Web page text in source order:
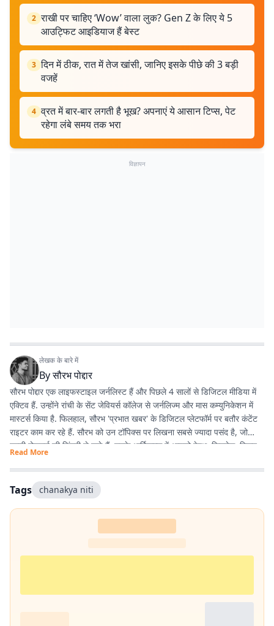
2 राखी पर चाहिए ‘Wow’ वाला लुक? Gen Z के लिए ये 5
आउट्फिट आइडियाज हैं बेस्ट
3 दिन में ठीक, रात में तेज खांसी, जानिए इसके पीछे की 3 बड़ी
वजहें
4 व्रत में बार-बार लगती है भूख? अपनाएं ये आसान टिप्स, पेट
रहेगा लंबे समय तक भरा
विज्ञापन
लेखक के बारे में
Byसौरभ पोद्दार
सौरभ पोद्दार एक लाइफस्टाइल जर्नलिस्ट हैं और पिछले 4 सालों से डिजिटल मीडिया में
एक्टिव हैं. उन्होंने रांची के सेंट जेवियर्स कॉलेज से जर्नलिज्म और मास कम्युनिकेशन में
मास्टर्स किया है. फिलहाल, सौरभ 'प्रभात खबर' के डिजिटल प्लेटफॉर्म पर बतौर कंटेंट
राइटर काम कर रहे हैं. सौरभ को उन टॉपिक्स पर लिखना सबसे ज्यादा पसंद है, जो
हमारी रोजमर्रा की जिंदगी से जुड़े हैं. उनके आर्टिकल्स में आपको हेल्थ, फिटनेस, स्किन-
हेयर केयर, पेरेंटिंग, हेल्दी रेसिपीज, घरेलू नुस्खे, रिलेशनशिप और वास्तु शास्त्र जैसी
उपयोगी जानकारियां मिलेंगी. फिटनेस और अच्छी सेहत सौरभ की निजी जिंदगी का भी
अहम हिस्सा हैं. वे जिन विषयों पर लिखते हैं, उन्हें अपनी रूटीन में फॉलो भी करते हैं.
उनका मानना है कि जब आप किसी चीज को खुद एक्सपीरियंस करते हैं, तभी दूसरों तक
सही और प्रैक्टिकल जानकारी पहुंचा सकते हैं. उनकी हमेशा यही कोशिश रहती है कि वे
SEO-फ्रेंडली होते हैं.
Read More
Tags chanakya niti